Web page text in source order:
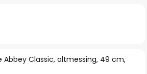
Abbey Classic, altmessing, 49 cm,